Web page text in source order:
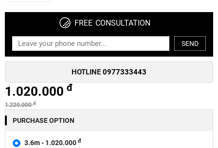
FREE CONSULTATION
SEND
HOTLINE 0977333443
1.020.000 đ
1.220.000đ
PURCHASE OPTION
3.6m - 1.020.000 đ